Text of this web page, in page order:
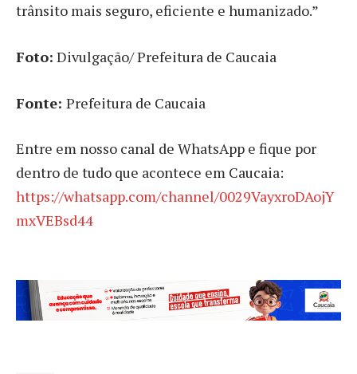
trânsito mais seguro, eficiente e humanizado.”
Foto: Divulgação/ Prefeitura de Caucaia
Fonte: Prefeitura de Caucaia
Entre em nosso canal de WhatsApp e fique por
dentro de tudo que acontece em Caucaia:
https://whatsapp.com/channel/0029VayxroDAojY
mxVEBsd44